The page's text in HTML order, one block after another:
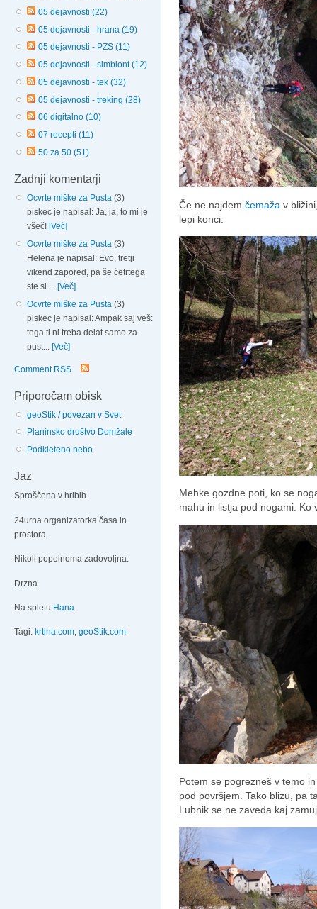
05 dejavnosti (22)
05 dejavnosti - hrana (19)
05 dejavnosti - PZS (11)
05 dejavnosti - simbiont (12)
05 dejavnosti - tek (32)
05 dejavnosti - treking (28)
06 digitalno (10)
07 recepti (11)
50 za 50 (51)
Zadnji komentarji
Ocvrte miške za Pusta (3)
piskec je napisal: Ja, ja, to mi je
všeč! [Več]
Ocvrte miške za Pusta (3)
Helena je napisal: Evo, tretji
vikend zapored, pa še četrtega
ste si ... [Več]
Ocvrte miške za Pusta (3)
piskec je napisal: Ampak saj veš:
tega ti ni treba delat samo za
pust... [Več]
Comment RSS
Priporočam obisk
geoStik / povezan v Svet
Planinsko društvo Domžale
Podkleteno nebo
Jaz
Sproščena v hribih.
24urna organizatorka časa in
prostora.
Nikoli popolnoma zadovoljna.
Drzna.
Na spletu Hana.
Tagi: krtina.com, geoStik.com
Če ne najdem čemaža v
lepi konci.
Mehke gozdne poti, ko se
mahu in listja pod nogami. Ko
Potem se pogrezneš v temo
pod površjem. Tako blizu, pa
Lubnik se ne zaveda kaj